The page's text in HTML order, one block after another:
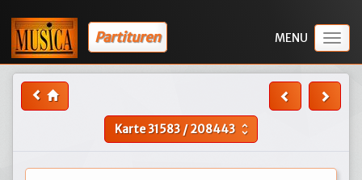
Partituren
Karte31583/208443 unfold_more